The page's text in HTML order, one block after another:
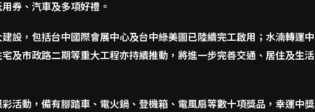
券、汽車及多項好禮。
設，包括台中國際會展中心及台中綠美圖已陸續完工啟用；水湳轉運中
及市政路二期等重大工程亦持續推動，將進一步完善交通、居住及生活
活動，備有腳踏車、電火鍋、登機箱、電風扇等數十項獎品，幸運中獎